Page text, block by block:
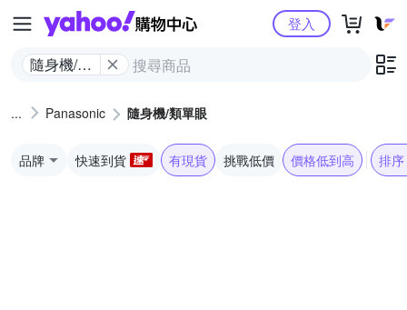
Yahoo購物中心
隨身機/類
登入
Panasonic 隨身機/類單眼
品牌 快速到貨 有現貨 挑戰低價 價格低到高 排序